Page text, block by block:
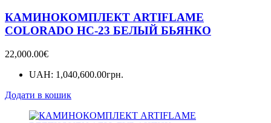
КАМИНОКОМПЛЕКТ ARTIFLAME
COLORADO HC-23 БЕЛЫЙ БЬЯНКО
22,000.00€
UAH: 1,040,600.00грн.
Додати в кошик